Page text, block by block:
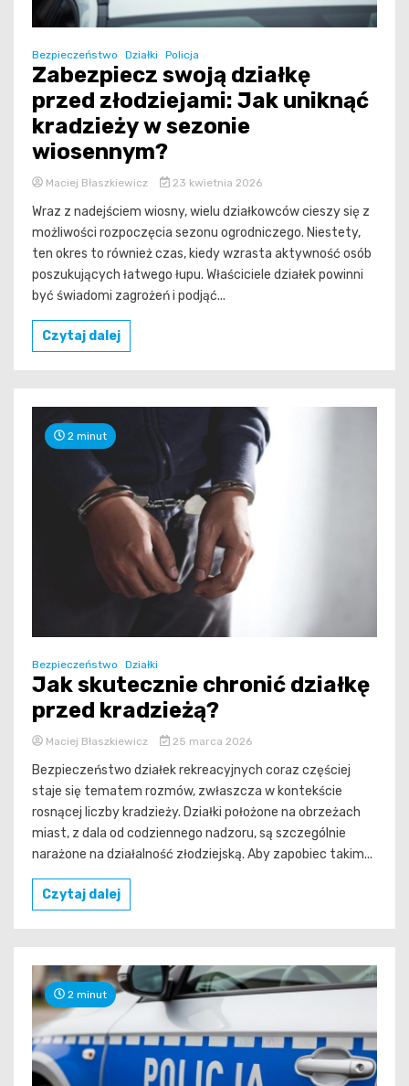
Bezpieczeństwo Działki Policja
Zabezpiecz swoją działkę
przed złodziejami: Jak uniknąć
kradzieży w sezonie
wiosennym?
Maciej Błaszkiewicz 23 kwietnia 2026
Wraz z nadejściem wiosny, wielu działkowców cieszy się z
możliwości rozpoczęcia sezonu ogrodniczego. Niestety,
ten okres to również czas, kiedy wzrasta aktywność osób
poszukujących łatwego łupu. Właściciele działek powinni
być świadomi zagrożeń i podjąć...
Czytaj dalej
2 minut
Bezpieczeństwo Działki
Jak skutecznie chronić działkę
przed kradzieżą?
Maciej Błaszkiewicz 25 marca 2026
Bezpieczeństwo działek rekreacyjnych coraz częściej
staje się tematem rozmów, zwłaszcza w kontekście
rosnącej liczby kradzieży. Działki położone na obrzeżach
miast, z dala od codziennego nadzoru, są szczególnie
narażone na działalność złodziejską. Aby zapobiec takim...
Czytaj dalej
2 minut